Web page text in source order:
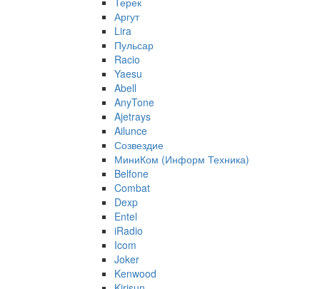
Аргут
Lira
Пульсар
Racio
Yaesu
Abell
AnyTone
Ajetrays
Ailunce
Созвездие
МиниКом (Информ Техника)
Belfone
Combat
Dexp
Entel
iRadio
Icom
Joker
Kenwood